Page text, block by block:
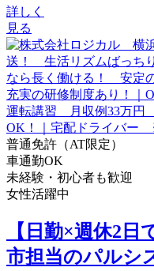
詳しく
見る
普通免許（AT限定）
車通勤OK
未経験・初心者も歓迎
女性活躍中
【日勤×週休2
市担当のパルシ